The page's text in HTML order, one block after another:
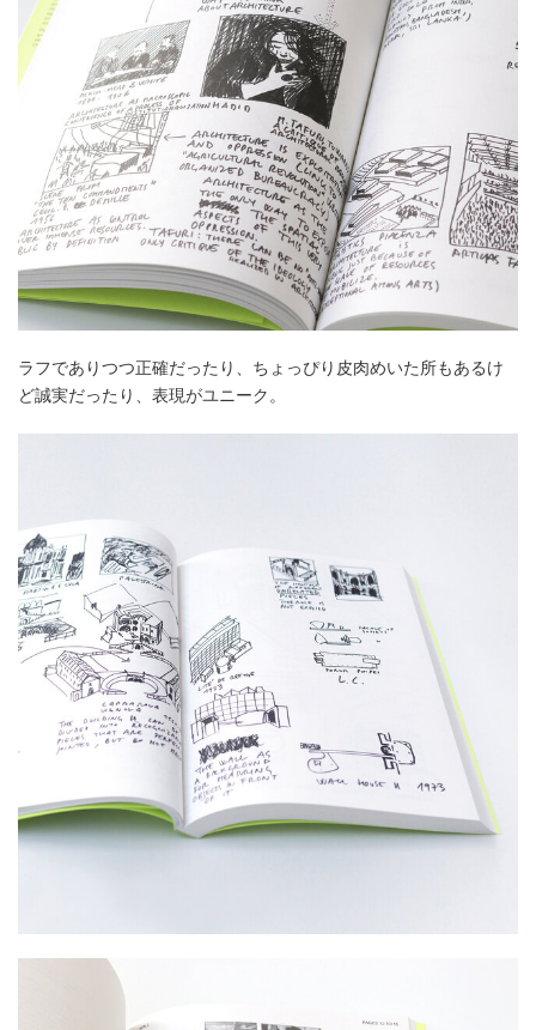
ラフでありつつ正確だったり、ちょっぴり皮肉めいた所もあるけ
ど誠実だったり、表現がユニーク。